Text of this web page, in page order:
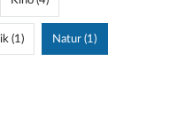
(1) Natur (1)